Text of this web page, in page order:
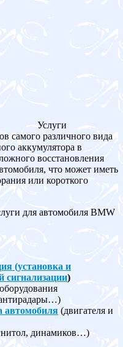
Услуги
самого различного вида
аккумулятора в
восстановления
что может иметь
или короткого
для автомобиля BMW
(установка и
сигнализации)
автомобиля (двигателя и
динамиков…)